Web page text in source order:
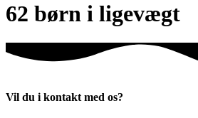
62 børn i ligevægt
Vil du i kontakt med os?